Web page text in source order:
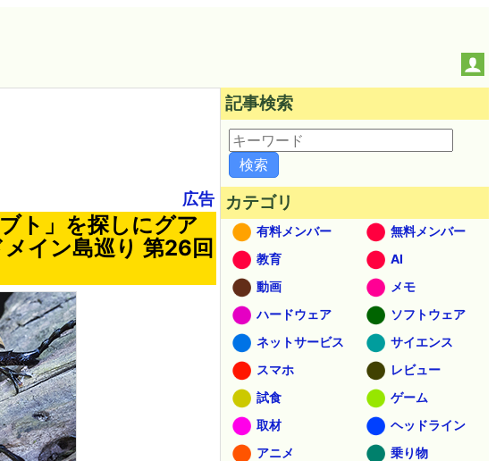
広告
ト」を探しにグア
イン島巡り 第26回
記事検索
カテゴリ
有料メンバー
無料メンバー
教育
AI
動画
メモ
ハードウェア
ソフトウェア
ネットサービス
サイエンス
スマホ
レビュー
試食
ゲーム
取材
ヘッドライン
アニメ
乗り物